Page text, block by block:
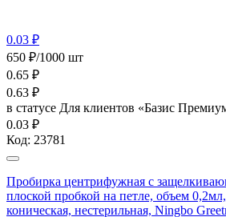
0.03 ₽
650 ₽/1000 шт
0.65 ₽
0.63 ₽
в статусе Для клиентов «Базис
0.03 ₽
Код: 23781
Пробирка центрифужная с
плоской пробкой на петле, объем
коническая, нестерильная, Ningbo